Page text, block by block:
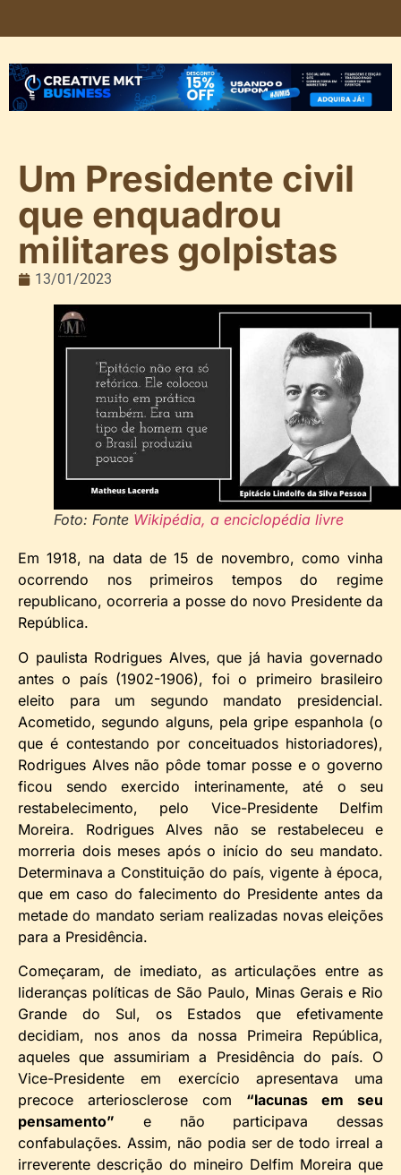
Um Presidente civil
que enquadrou
militares golpistas
13/01/2023
Foto: Fonte Wikipédia, a enciclopédia livre
Em 1918, na data de 15 de novembro, como vinha
ocorrendo nos primeiros tempos do regime
republicano, ocorreria a posse do novo Presidente da
República.
O paulista Rodrigues Alves, que já havia governado
antes o país (1902-1906), foi o primeiro brasileiro
eleito para um segundo mandato presidencial.
Acometido, segundo alguns, pela gripe espanhola (o
que é contestando por conceituados historiadores),
Rodrigues Alves não pôde tomar posse e o governo
ficou sendo exercido interinamente, até o seu
restabelecimento, pelo Vice-Presidente Delfim
Moreira. Rodrigues Alves não se restabeleceu e
morreria dois meses após o início do seu mandato.
Determinava a Constituição do país, vigente à época,
que em caso do falecimento do Presidente antes da
metade do mandato seriam realizadas novas eleições
para a Presidência.
Começaram, de imediato, as articulações entre as
lideranças políticas de São Paulo, Minas Gerais e Rio
Grande do Sul, os Estados que efetivamente
decidiam, nos anos da nossa Primeira República,
aqueles que assumiriam a Presidência do país. O
Vice-Presidente em exercício apresentava uma
precoce arteriosclerose com “lacunas em seu
pensamento” e não participava dessas
confabulações. Assim, não podia ser de todo irreal a
irreverente descrição do mineiro Delfim Moreira que